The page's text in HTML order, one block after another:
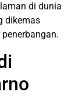
di dunia
dikemas